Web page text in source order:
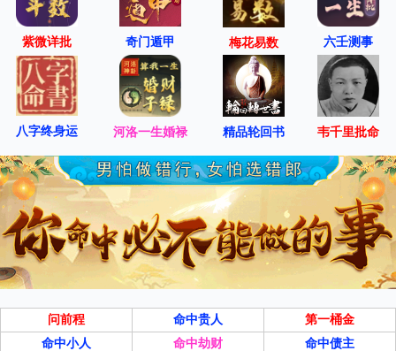
紫微详批 奇门遁甲 梅花易数 六壬测事
八字终身运 河洛一生婚禄 精品轮回书 韦千里批命
问前程 命中贵人
第一桶金
命中小人
命中劫财
命中债主